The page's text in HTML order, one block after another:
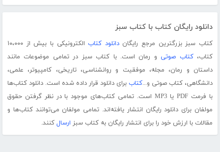
دانلود رایگان کتاب با کتاب سبز
کتاب سبز بزرگترین مرجع رایگاندانلود کتاب
الکترونیکی با بیش از ۱۰،۰۰۰
کتاب،کتاب صوتی و رمان است. با کتاب سبز در تمامی موضوعات مانند
داستان و رمان، مجله، موفقیت و روانشناسی، تاریخی، کامپیوتر، علمی،
دانشگاهی، کتاب صوتی و...کتاب برای دانلود قرار داده شده است. دانلود کتاب‌ها
با فرمت PDF یا MP3 است. تمامی کتاب‌های موجود با در نظر گرفتن حقوق
مولفان برای دانلود رایگان انتشار یافته‌اند. تمامی مولفان می‌توانند کتاب‌ها و
مقالات با ارزش خود را برای انتشار رایگان به کتاب سبز ارسال کنند.